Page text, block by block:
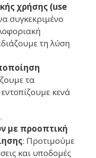
χρήσης (use
συγκεκριμένο
τη λύση
τα
κενά
με προοπτική
: Προτιμούμε
και υποδομές